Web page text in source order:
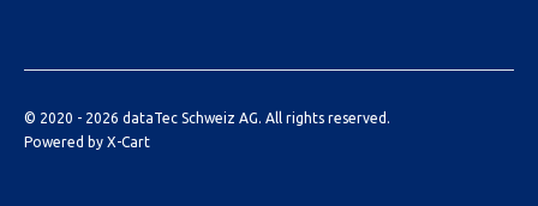
© 2020 - 2026 dataTec Schweiz AG. All rights reserved.
Powered by X-Cart